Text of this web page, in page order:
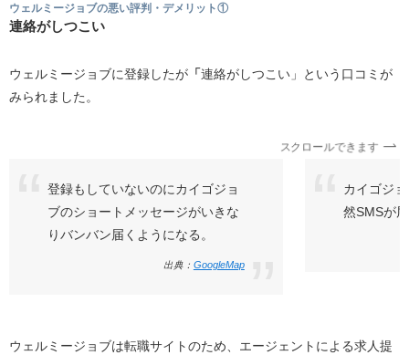
ウェルミージョブの悪い評判・デメリット①
連絡がしつこい
ウェルミージョブに登録したが「連絡がしつこい」という口コミが
みられました。
スクロールできます
登録もしていないのにカイゴジョ
ブのショートメッセージがいきな
りバンバン届くようになる。
出典： GoogleMap
カイゴジ
然SMSが
ウェルミージョブは転職サイトのため、エージェントによる求人提